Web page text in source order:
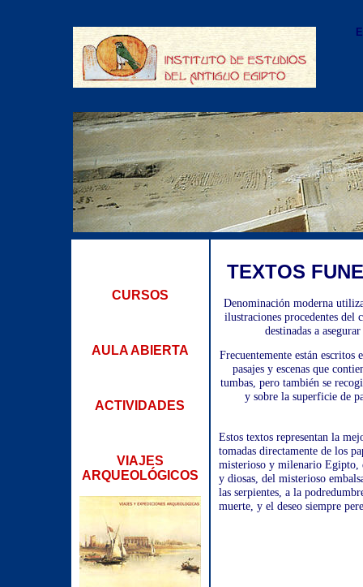
CURSOS
AULA ABIERTA
ACTIVIDADES
VIAJES
ARQUEOLÓGICOS
TEXTOS
Denominación moderna
ilustraciones procedentes del
destinadas a
Frecuentemente están
pasajes y escenas que
tumbas, pero también se
y sobre la superficie de
Estos textos representan la
tomadas directamente de los
misterioso y milenario Egipto,
y diosas, del misterioso
las serpientes, a la
muerte, y el deseo siempre